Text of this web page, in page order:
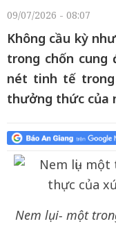
09/07/2026 - 08:07
Không cầu kỳ
trong chốn cung
nét tinh tế
thưởng thức của
Nem lụi- một